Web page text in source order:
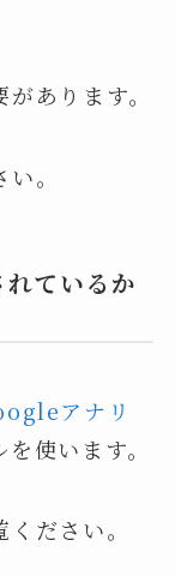
あります。
。
ているか
アナリ
使います。
ださい。